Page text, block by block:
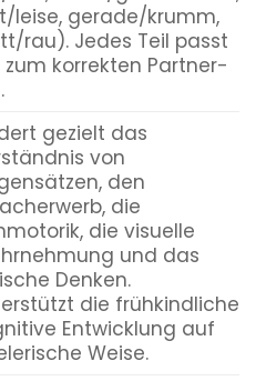
leise, gerade/krumm,
rau). Jedes Teil passt
zum korrekten Partner-
gezielt das
von
den
die
die visuelle
und das
Denken.
die frühkindliche
Entwicklung auf
Weise.